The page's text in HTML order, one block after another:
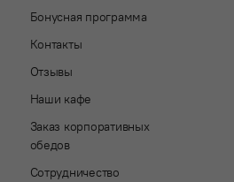
Бонусная программа
Контакты
Отзывы
Наши кафе
Заказ корпоративных
обедов
Сотрудничество